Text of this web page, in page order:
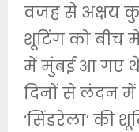
वजह से अक्षय
शूटिंग को
में मुंबई आ गए
दिनों से लंदन
‘सिंडरेला’ की